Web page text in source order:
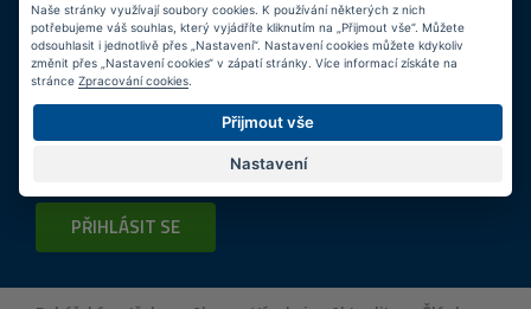
DOPRAVA ZDARMA
Při nákupu nad 2 000 Kč
KAMENNÉ PRODEJNY
Jsme na trhu více než 10 let
Tipyk nákupu
Napište nám svůj e-mail a my vás budeme informovatmax.
o zajímavých nabídkách!
PŘIHLÁSIT SE
Naše stránky využívají soubory cookies. K používání některých z nich
potřebujeme váš souhlas, který vyjádříte kliknutím na „Přijmout vše“. Můžete
odsouhlasit i jednotlivě přes „Nastavení“. Nastavení cookies můžete kdykoliv
změnit přes „Nastavení cookies“ v zápatí stránky. Více informací získáte na
stránce Zpracování cookies
Přijmout vše
Nastavení